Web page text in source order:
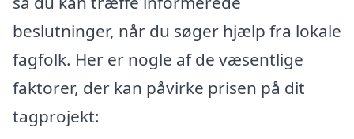
beslutninger, når du søger hjælp fra lokale
fagfolk. Her er nogle af de væsentlige
faktorer, der kan påvirke prisen på dit
tagprojekt: